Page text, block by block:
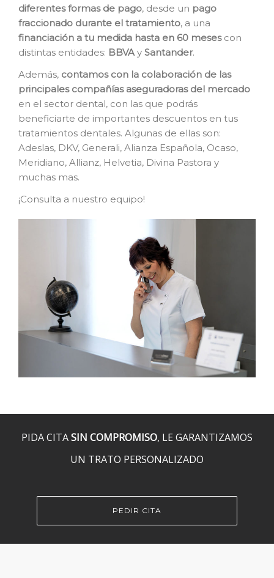
diferentes formas de pago, desde un pago
fraccionado durante el tratamiento, a una
financiación a tu medida hasta en 60 mesescon
distintas entidades: BBVAy Santander.
Además, contamos con la colaboración de las
principales compañías aseguradoras del mercado
en el sector dental, con las que podrás
beneficiarte de importantes descuentos en tus
tratamientos dentales. Algunas de ellas son:
Adeslas, DKV, Generali, Alianza Española, Ocaso,
Meridiano, Allianz, Helvetia, Divina Pastora y
muchas mas.
¡Consulta a nuestro equipo!
PIDA CITASIN COMPROMISO, LE GARANTIZAMOS
UN TRATO PERSONALIZADO
PEDIR CITA